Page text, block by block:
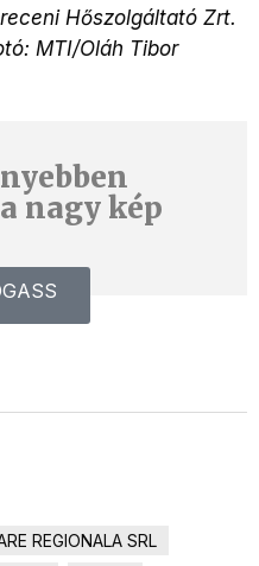
Hőszolgáltató Zrt.
MTI/Oláh Tibor
nagy kép
REGIONALA SRL